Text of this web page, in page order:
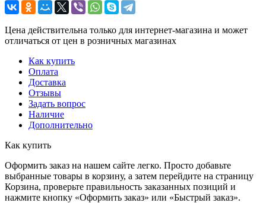
Цена действительна только для интернет-магазина и может
отличаться от цен в розничных магазинах
Как купить
Оплата
Доставка
Отзывы
Задать вопрос
Наличие
Дополнительно
Как купить
Оформить заказ на нашем сайте легко. Просто добавьте
выбранные товары в корзину, а затем перейдите на страницу
Корзина, проверьте правильность заказанных позиций и
нажмите кнопку «Оформить заказ» или «Быстрый заказ».